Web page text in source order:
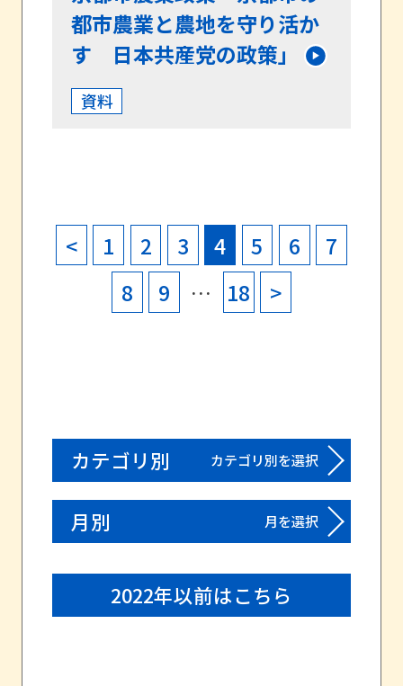
都市農業と農地を守り活か
す 日本共産党の政策」
資料
< 1 2 3 4 5 6
7
8
9 … 18 >
カテゴリ別 カテゴリ別を選択
月別 月を選択
2022年以前はこちら